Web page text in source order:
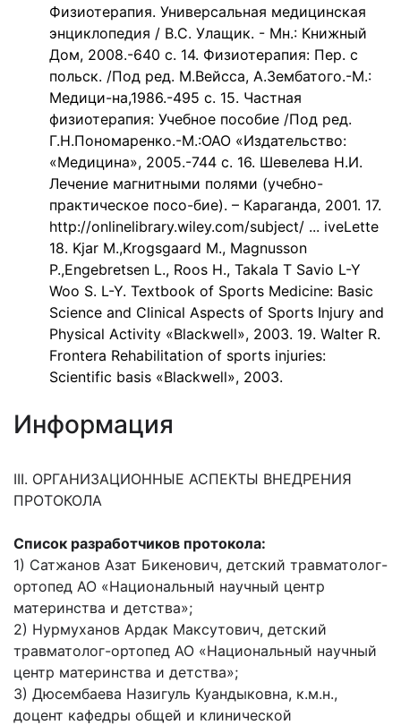
Физиотерапия. Универсальная медицинская
энциклопедия / B.C. Улащик. - Мн.: Книжный
Дом, 2008.-640 с. 14. Физиотерапия: Пер. с
польск. /Под ред. М.Вейсса, А.Зембатого.-М.:
Медици-на,1986.-495 с. 15. Частная
физиотерапия: Учебное пособие /Под ред.
Г.Н.Пономаренко.-М.:ОАО «Издательство:
«Медицина», 2005.-744 с. 16. Шевелева Н.И.
Лечение магнитными полями (учебно-
практическое посо-бие). – Караганда, 2001. 17.
http://onlinelibrary.wiley.com/subject/ ... iveLette
18. Kjar M.,Krogsgaard M., Magnusson
P.,Engebretsen L., Roos H., Takala T Savio L-Y
Woo S. L-Y. Textbook of Sports Medicine: Basic
Science and Clinical Aspects of Sports Injury and
Physical Activity «Blackwell», 2003. 19. Walter R.
Frontera Rehabilitation of sports injuries:
Scientific basis «Blackwell», 2003.
Информация
III. ОРГАНИЗАЦИОННЫЕ АСПЕКТЫ ВНЕДРЕНИЯ
ПРОТОКОЛА
Список разработчиков протокола:
1) Сатжанов Азат Бикенович, детский травматолог-
ортопед АО «Национальный научный центр
материнства и детства»;
2) Нурмуханов Ардак Максутович, детский
травматолог-ортопед АО «Национальный научный
центр материнства и детства»;
3) Дюсембаева Назигуль Куандыковна, к.м.н.,
доцент кафедры общей и клинической